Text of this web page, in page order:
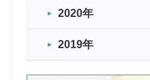
2020年
2019年